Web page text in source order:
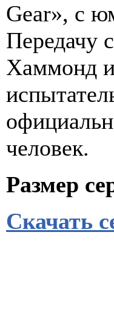
Gear», с
Передачу
Хаммонд
человек.
Размер
Скачать